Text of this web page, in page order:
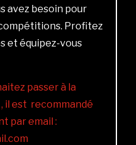
avez besoin pour
Profitez
et équipez-vous
passer à la
il est recommandé
par email :